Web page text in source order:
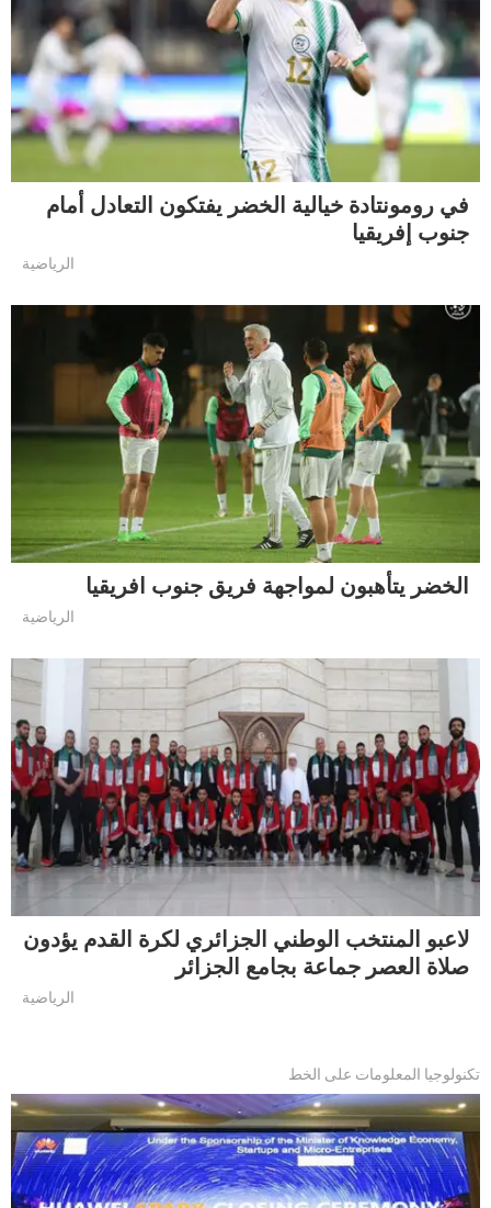
في رومونتادة خيالية الخضر يفتكون التعادل أمام
جنوب إفريقيا
الرياضية
الخضر يتأهبون لمواجهة فريق جنوب افريقيا
الرياضية
لاعبو المنتخب الوطني الجزائري لكرة القدم يؤدون
صلاة العصر جماعة بجامع الجزائر
الرياضية
تكنولوجيا المعلومات على الخط